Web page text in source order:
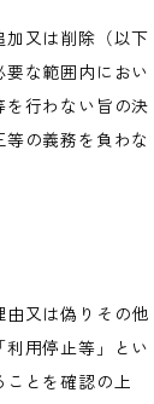
又は削除（以下
な範囲内におい
行わない旨の決
の義務を負わな
又は偽りその他
用停止等」とい
とを確認の上